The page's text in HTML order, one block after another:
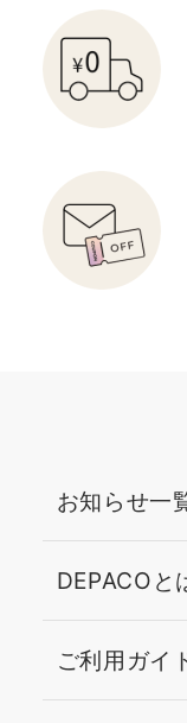
トビューティ
♡ビューティスタ
トInstagram
ます🌸
お知らせ一
DEPACOと
ご利用ガイ